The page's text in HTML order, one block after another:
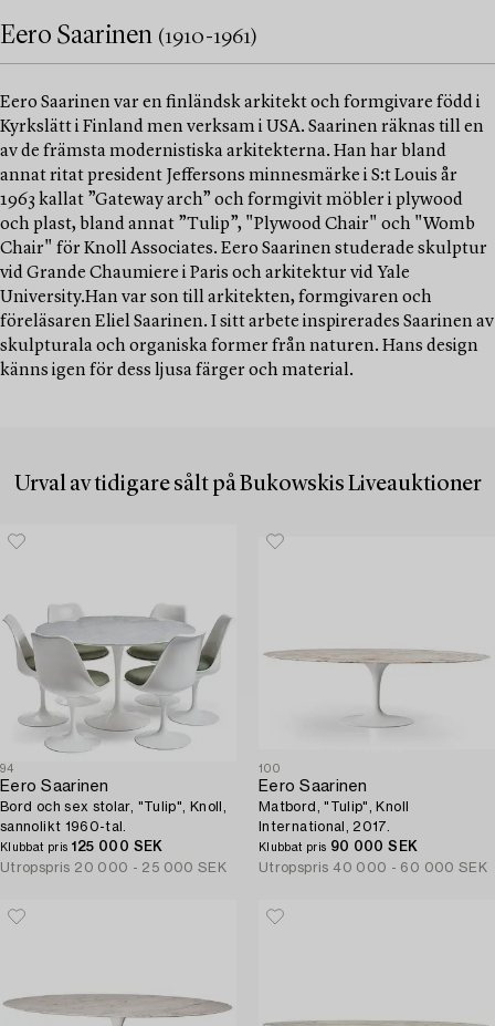
Eero Saarinen (1910-1961)
Eero Saarinen var en finländsk arkitekt och formgivare född i
Kyrkslätt i Finland men verksam i USA. Saarinen räknas till en
av de främsta modernistiska arkitekterna. Han har bland
annat ritat president Jeffersons minnesmärke i S:t Louis år
1963 kallat ”Gateway arch” och formgivit möbler i plywood
och plast, bland annat ”Tulip”, "Plywood Chair" och "Womb
Chair" för Knoll Associates. Eero Saarinen studerade skulptur
vid Grande Chaumiere i Paris och arkitektur vid Yale
University.Han var son till arkitekten, formgivaren och
föreläsaren Eliel Saarinen. I sitt arbete inspirerades Saarinen av
skulpturala och organiska former från naturen. Hans design
känns igen för dess ljusa färger och material.
Urval av tidigare sålt på Bukowskis Liveauktioner
94
Eero Saarinen
Bord och sex stolar, "Tulip", Knoll,
sannolikt 1960-tal.
Klubbat pris 125 000 SEK
Utropspris 20 000 - 25 000 SEK
100
Eero Saarinen
Matbord, "Tulip", Knoll
International, 2017.
Klubbat pris 90 000 SEK
Utropspris 40 000 - 60 000 SEK